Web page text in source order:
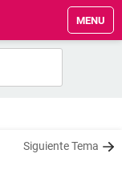
MENU
Siguiente Tema